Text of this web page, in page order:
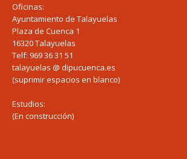
Oficinas:
Ayuntamiento de Talayuelas
Plaza de Cuenca 1
16320 Talayuelas
Telf: 969 36 31 51
talayuelas @ dipucuenca.es
(suprimir espacios en blanco)
Estudios:
(En construcción)